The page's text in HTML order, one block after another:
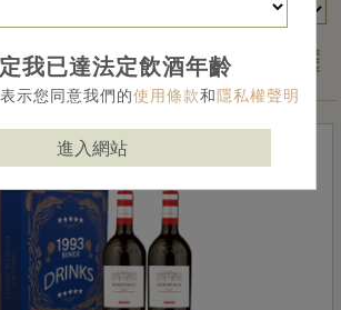
我已達法定飲酒年齡
示您同意我們的使用條款和隱私權聲明
進入網站